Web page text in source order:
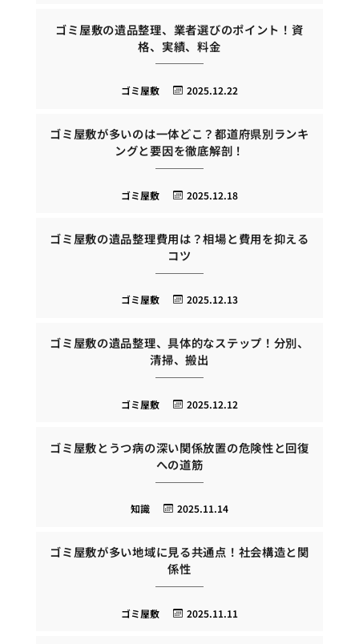
ゴミ屋敷の遺品整理、業者選びのポイント！資
格、実績、料金
2025.12.22
ゴミ屋敷
ゴミ屋敷が多いのは一体どこ？都道府県別ランキ
ングと要因を徹底解剖！
2025.12.18
ゴミ屋敷
ゴミ屋敷の遺品整理費用は？相場と費用を抑える
コツ
2025.12.13
ゴミ屋敷
ゴミ屋敷の遺品整理、具体的なステップ！分別、
清掃、搬出
2025.12.12
ゴミ屋敷
ゴミ屋敷とうつ病の深い関係放置の危険性と回復
への道筋
2025.11.14
知識
ゴミ屋敷が多い地域に見る共通点！社会構造と関
係性
2025.11.11
ゴミ屋敷